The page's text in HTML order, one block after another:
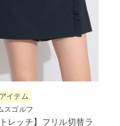
イテム
スゴルフ
トレッチ】フリル切替ラ